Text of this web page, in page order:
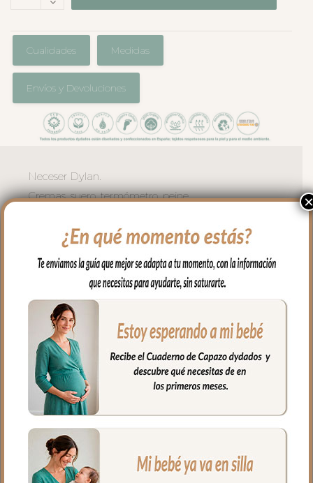
Cualidades Medidas
Envíos y Devoluciones
Neceser Dylan.
Cremas, suero, termómetro, peine,
y a mano todos los artículos de higiene de
da gusto abrirlo.
En tejido resistente e impermeable
estampado Dylan de 26 x 15 x 10 cm,
con interior cuidadosamente organizado
con bolsillos también es impermeable
para limpiar en segundos.
Coordinado con el bolso, la maleta y el
cambiador de la Colección para un
resultado de conjunto impecable.
Fabricado artesanalmente en España
con materiales de primera calidad.
×